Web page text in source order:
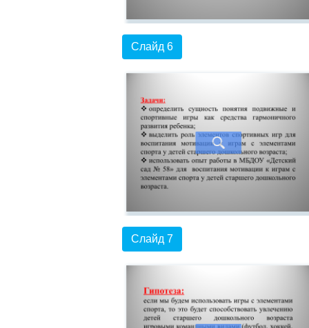
Слайд 6
Слайд 7